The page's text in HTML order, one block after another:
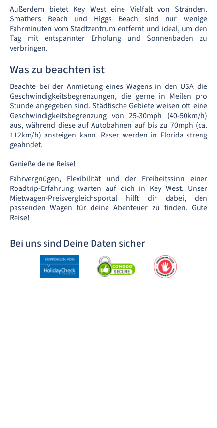
Außerdem bietet Key West eine Vielfalt von Stränden.
Smathers Beach und Higgs Beach sind nur wenige
Fahrminuten vom Stadtzentrum entfernt und ideal, um den
Tag mit entspannter Erholung und Sonnenbaden zu
verbringen.
Was zu beachten ist
Beachte bei der Anmietung eines Wagens in den USA die
Geschwindigkeitsbegrenzungen, die gerne in Meilen pro
Stunde angegeben sind. Städtische Gebiete weisen oft eine
Geschwindigkeitsbegrenzung von 25-30mph (40-50km/h)
aus, während diese auf Autobahnen auf bis zu 70mph (ca.
112km/h) ansteigen kann. Raser werden in Florida streng
geahndet.
Genieße deine Reise!
Fahrvergnügen, Flexibilität und der Freiheitssinn einer
Roadtrip-Erfahrung warten auf dich in Key West. Unser
Mietwagen-Preisvergleichsportal hilft dir dabei, den
passenden Wagen für deine Abenteuer zu finden. Gute
Reise!
Bei uns sind Deine Daten sicher